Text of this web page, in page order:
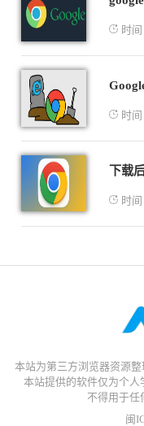
时
时
时
本站为第三方浏览器资源整
本站提供的软件仅为个人
不得用于任
闽